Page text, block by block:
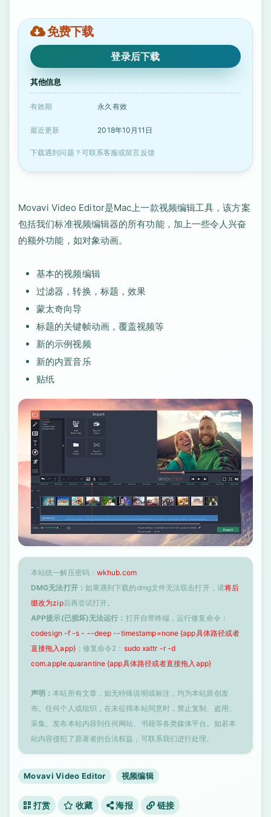
免费下载
登录后下载
其他信息
有效期 永久有效
最近更新 2018年10月11日
下载遇到问题？可联系客服或留言反馈
Movavi Video Editor是Mac上一款视频编辑工具，该方案
包括我们标准视频编辑器的所有功能，加上一些令人兴奋
的额外功能，如对象动画。
基本的视频编辑
过滤器，转换，标题，效果
蒙太奇向导
标题的关键帧动画，覆盖视频等
新的示例视频
新的内置音乐
贴纸
本站统一解压密码： wkhub.com
DMG无法打开： 如果遇到下载的dmg文件无法双击打开，请将后
缀改为zip后再尝试打开。
APP提示(已损坏)无法运行： 打开自带终端，运行修复命令：
codesign -f -s - --deep --timestamp=none {app具体路径或者
直接拖入app}；修复命令2： sudo xattr -r -d
com.apple.quarantine {app具体路径或者直接拖入app}
声明：本站所有文章，如无特殊说明或标注，均为本站原创发
布。任何个人或组织，在未征得本站同意时，禁止复制、盗用、
采集、发布本站内容到任何网站、书籍等各类媒体平台。如若本
站内容侵犯了原著者的合法权益，可联系我们进行处理。
Movavi Video Editor 视频编辑
打赏 收藏 海报 链接